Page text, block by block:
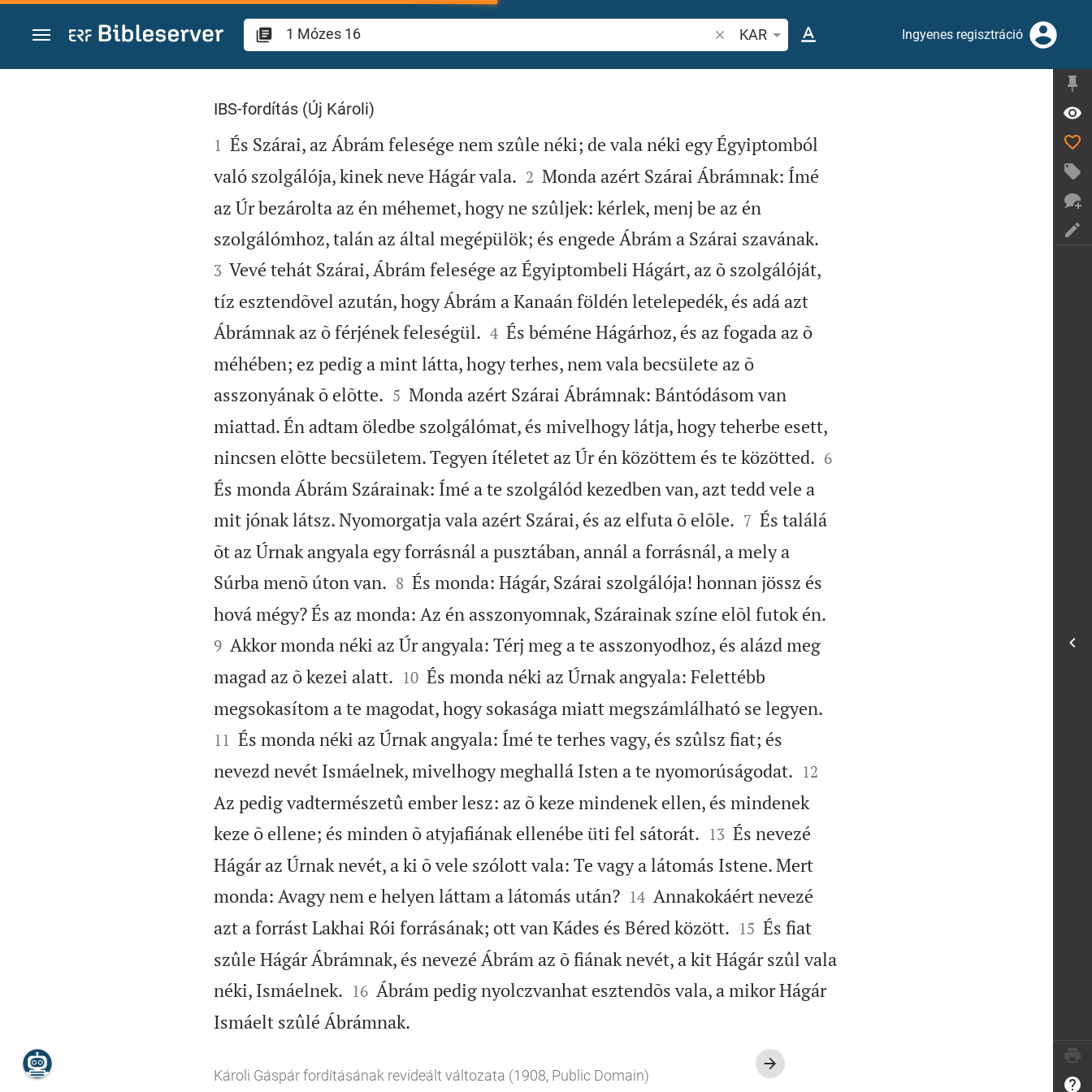
Ugrás a tartalomra
Igevers vagy szó keresése
KAR Ingyenes regisztráció
1 Mózes 16
IBS-fordítás (Új Károli)

1 És Szárai, az Ábrám felesége nem szûle néki; de vala néki egy Égyiptomból
való szolgálója, kinek neve Hágár vala.
2 Monda azért Szárai Ábrámnak: Ímé
az Úr bezárolta az én méhemet, hogy ne szûljek: kérlek, menj be az én
szolgálómhoz, talán az által megépülök; és engede Ábrám a Szárai szavának.
3 Vevé tehát Szárai, Ábrám felesége az Égyiptombeli Hágárt, az õ szolgálóját,
tíz esztendõvel azután, hogy Ábrám a Kanaán földén letelepedék, és adá azt
Ábrámnak az õ férjének feleségül.
4 És béméne Hágárhoz, és az fogada az õ
méhében; ez pedig a mint látta, hogy terhes, nem vala becsülete az õ
asszonyának õ elõtte.
5 Monda azért Szárai Ábrámnak: Bántódásom van
miattad. Én adtam öledbe szolgálómat, és mivelhogy látja, hogy teherbe esett,
nincsen elõtte becsületem. Tegyen ítéletet az Úr én közöttem és te közötted.

6
És monda Ábrám Szárainak: Ímé a te szolgálód kezedben van, azt tedd vele a
mit jónak látsz. Nyomorgatja vala azért Szárai, és az elfuta õ elõle.
7 És találá
õt az Úrnak angyala egy forrásnál a pusztában, annál a forrásnál, a mely a
Súrba menõ úton van.
8 És monda: Hágár, Szárai szolgálója! honnan jössz és
hová mégy? És az monda: Az én asszonyomnak, Szárainak színe elõl futok én.
9 Akkor monda néki az Úr angyala: Térj meg a te asszonyodhoz, és alázd meg
magad az õ kezei alatt.
10 És monda néki az Úrnak angyala: Felettébb
megsokasítom a te magodat, hogy sokasága miatt megszámlálható se legyen.
11 És monda néki az Úrnak angyala: Ímé te terhes vagy, és szûlsz fiat; és
nevezd nevét Ismáelnek, mivelhogy meghallá Isten a te nyomorúságodat.
12
Az pedig vadtermészetû ember lesz: az õ keze mindenek ellen, és mindenek
keze õ ellene; és minden õ atyjafiának ellenébe üti fel sátorát.
13 És nevezé
Hágár az Úrnak nevét, a ki õ vele szólott vala: Te vagy a látomás Istene. Mert
monda: Avagy nem e helyen láttam a látomás után?
14 Annakokáért nevezé
azt a forrást Lakhai Rói forrásának; ott van Kádes és Béred között.
15 És fiat
szûle Hágár Ábrámnak, és nevezé Ábrám az õ fiának nevét, a kit Hágár szûl vala
néki, Ismáelnek.
16 Ábrám pedig nyolczvanhat esztendõs vala, a mikor Hágár
Ismáelt szûlé Ábrámnak.
Károli Gáspár fordításának revideált változata (1908, Public Domain)